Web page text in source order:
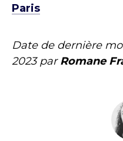
Paris
Date de dernière
2023parRomane